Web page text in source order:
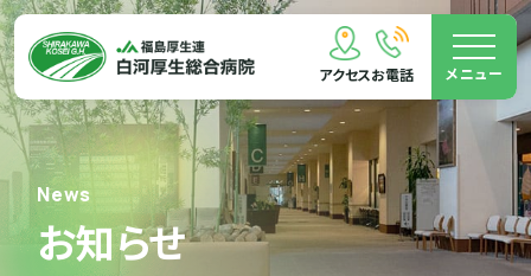
アクセスお電話 メニュー
News
お知らせ